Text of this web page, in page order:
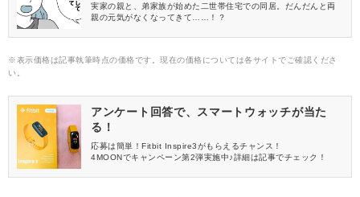
実家の親と、弟家族が始めた二世帯住宅での同居。だんだんと両
親の元気がなくなってきて……！？
※表示価格は記事執筆時点の価格です。現在の価格については各サイトでご確認くださ
い。
アンケート回答で、スマートウォッチが当た
る！
応募は簡単！Fitbit Inspire3がもらえるチャンス！
4MOONでキャンペーン第2弾実施中♪詳細は記事でチェック！